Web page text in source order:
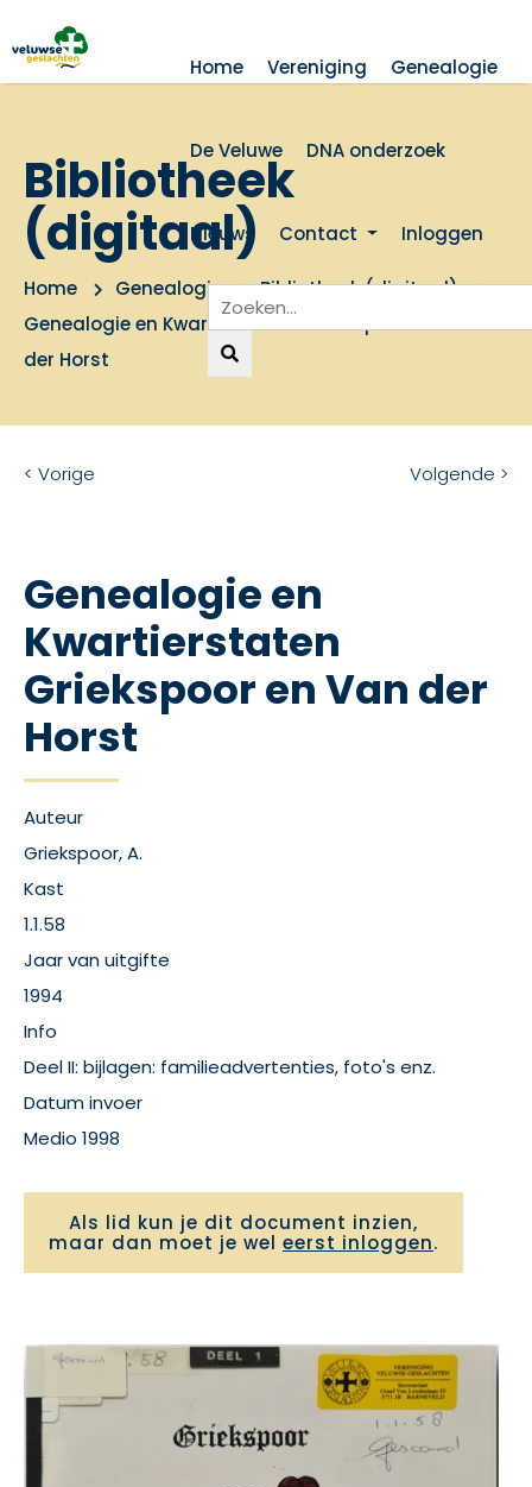
Home Vereniging Genealogie
De Veluwe DNA onderzoek
Nieuws Contact Inloggen
Bibliotheek
(digitaal)
Home Genealogie
Bibliotheek (digitaal)
Genealogie en Kwartierstaten Griekspoor en Van
der Horst
< Vorige Volgende >
Genealogie en
Kwartierstaten
Griekspoor en Van der
Horst
Auteur
Griekspoor, A.
Kast
1.1.58
Jaar van uitgifte
1994
Info
Deel II: bijlagen: familieadvertenties, foto's enz.
Datum invoer
Medio 1998
Als lid kun je dit document inzien,
maar dan moet je wel eerst inloggen.